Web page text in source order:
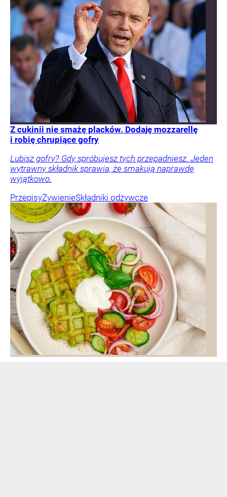
Z cukinii nie smażę placków. Dodaję mozzarellę
i robię chrupiące gofry
Lubisz gofry? Gdy spróbujesz tych przepadniesz. Jeden
wytrawny składnik sprawia, że smakują naprawdę
wyjątkowo.
PrzepisyŻywienieSkładniki odżywcze